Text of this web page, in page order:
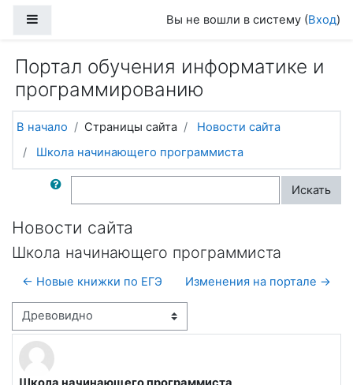
Вы не вошли в систему (Вход)
Портал обучения информатике и
программированию
В начало Страницы сайта
Новости сайта
Школа начинающего программиста
Поиск по форумам Искать
Новости сайта
Школа начинающего программиста
← Новые книжки по ЕГЭ Изменения на портале →
Режим отображения